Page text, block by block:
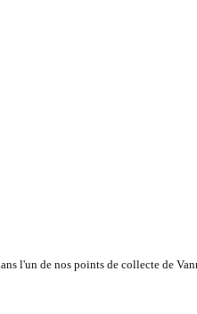
l'un de nos points de collecte de